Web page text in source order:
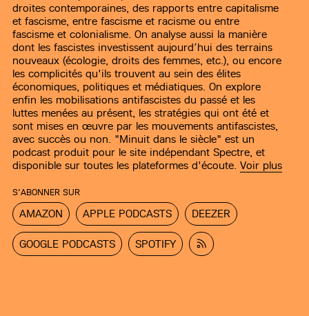
droites contemporaines, des rapports entre capitalisme
et fascisme, entre fascisme et racisme ou entre
fascisme et colonialisme. On analyse aussi la manière
dont les fascistes investissent aujourd’hui des terrains
nouveaux (écologie, droits des femmes, etc.), ou encore
les complicités qu'ils trouvent au sein des élites
économiques, politiques et médiatiques. On explore
enfin les mobilisations antifascistes du passé et les
luttes menées au présent, les stratégies qui ont été et
sont mises en œuvre par les mouvements antifascistes,
avec succès ou non. "Minuit dans le siècle" est un
podcast produit pour le site indépendant Spectre, et
disponible sur toutes les plateformes d'écoute.Voir plus
S’ABONNER SUR
AMAZON APPLE PODCASTS DEEZER
GOOGLE PODCASTS SPOTIFY